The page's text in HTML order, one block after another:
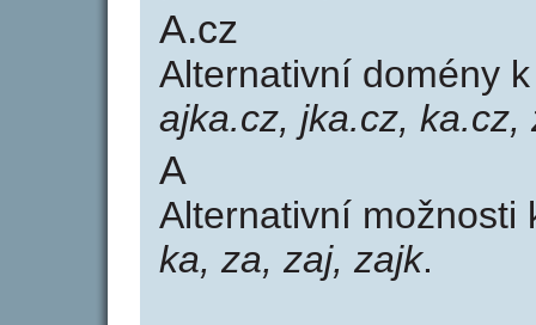
A.cz
Alternativní domény
ajka.cz, jka.cz,
A
Alternativní možnosti
ka, za, zaj, zajk.